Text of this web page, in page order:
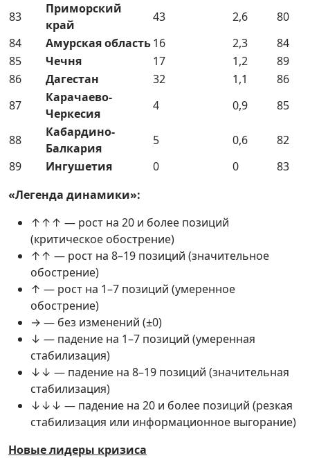
83
Приморский
край
43 2,6
80
84
Амурская область16 2,3
84
85
Чечня 17 1,2
89
86
Дагестан 32 1,1
86
87
Карачаево-
Черкесия
4 0,9 85
88
Кабардино-
Балкария
5 0,6
82
89
Ингушетия 0 0
83
«Легенда динамики»:
↑↑↑ — рост на 20 и более позиций
(критическое обострение)
↑↑ — рост на 8–19 позиций (значительное
обострение)
↑ — рост на 1–7 позиций (умеренное
обострение)
→ — без изменений (±0)
↓ — падение на 1–7 позиций (умеренная
стабилизация)
↓↓ — падение на 8–19 позиций (значительная
стабилизация)
↓↓↓ — падение на 20 и более позиций (резкая
стабилизация или информационное выгорание)
Новые лидеры кризиса